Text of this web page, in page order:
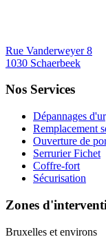
Rue Vanderweyer 8
1030 Schaerbeek
Nos Services
Dépannages
Remplacement
Ouverture de
Serrurier Fichet
Coffre-fort
Sécurisation
Zones
Bruxelles et environs